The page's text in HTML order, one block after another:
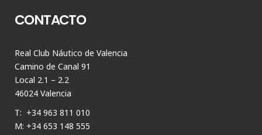
CONTACTO
Real Club Náutico de Valencia
Camino de Canal 91
Local 2.1 – 2.2
46024 Valencia
T: +34 963 811 010
M: +34 653 148 555